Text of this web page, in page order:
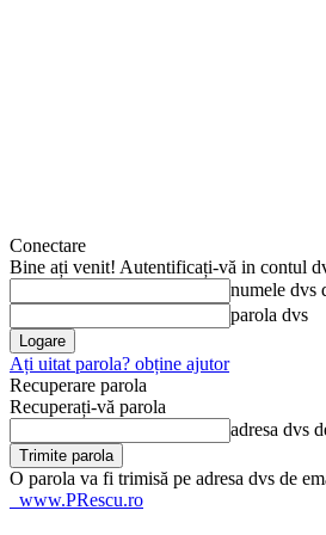
Conectare
Bine ați venit! Autentificați-vă in contul
numele dvs
parola dvs
Ați uitat parola? obține ajutor
Recuperare parola
Recuperați-vă parola
adresa dvs
O parola va fi trimisă pe adresa dvs de
www.PRescu.ro